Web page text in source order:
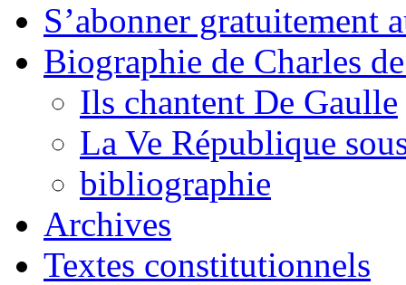
S’abonner gratuitement
Biographie de Charles
Ils chantent De Gaulle
La Ve République
bibliographie
Archives
Textes constitutionnels